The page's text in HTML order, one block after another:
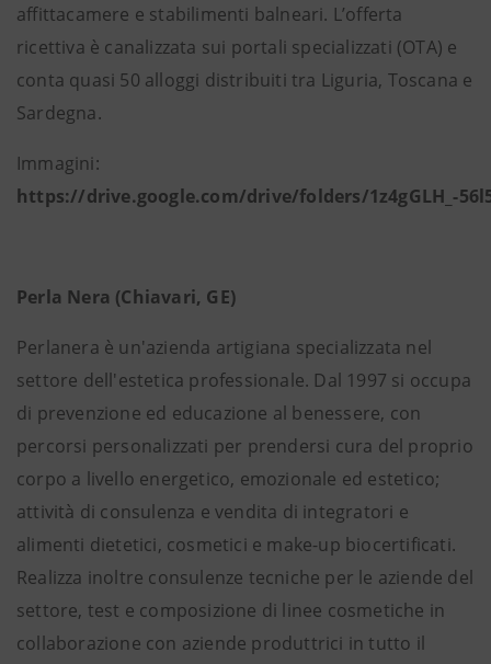
affittacamere e stabilimenti balneari. L’offerta
ricettiva è canalizzata sui portali specializzati (OTA) e
conta quasi 50 alloggi distribuiti tra Liguria, Toscana e
Sardegna.
Immagini:
https://drive.google.com/drive/folders/1z4gGLH_-
Perla Nera (Chiavari, GE)
Perlanera è un'azienda artigiana specializzata nel
settore dell'estetica professionale. Dal 1997 si occupa
di prevenzione ed educazione al benessere, con
percorsi personalizzati per prendersi cura del proprio
corpo a livello energetico, emozionale ed estetico;
attività di consulenza e vendita di integratori e
alimenti dietetici, cosmetici e make-up biocertificati.
Realizza inoltre consulenze tecniche per le aziende del
settore, test e composizione di linee cosmetiche in
collaborazione con aziende produttrici in tutto il